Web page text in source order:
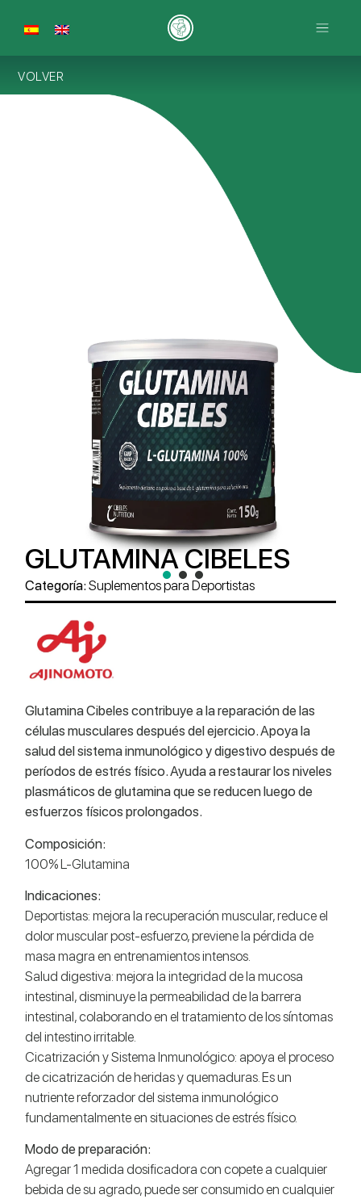
VOLVER
GLUTAMINA CIBELES
Categoría:Suplementos para Deportistas
Glutamina Cibeles contribuye a la reparación de las
células musculares después del ejercicio. Apoya la
salud del sistema inmunológico y digestivo después de
períodos de estrés físico. Ayuda a restaurar los niveles
plasmáticos de glutamina que se reducen luego de
esfuerzos físicos prolongados.
Composición:
100% L-Glutamina
Indicaciones:
Deportistas: mejora la recuperación muscular, reduce el
dolor muscular post-esfuerzo, previene la pérdida de
masa magra en entrenamientos intensos.
Salud digestiva: mejora la integridad de la mucosa
intestinal, disminuye la permeabilidad de la barrera
intestinal, colaborando en el tratamiento de los síntomas
del intestino irritable.
Cicatrización y Sistema Inmunológico: apoya el proceso
de cicatrización de heridas y quemaduras. Es un
nutriente reforzador del sistema inmunológico
fundamentalmente en situaciones de estrés físico.
Modo de preparación:
Agregar 1 medida dosificadora con copete a cualquier
bebida de su agrado, puede ser consumido en cualquier